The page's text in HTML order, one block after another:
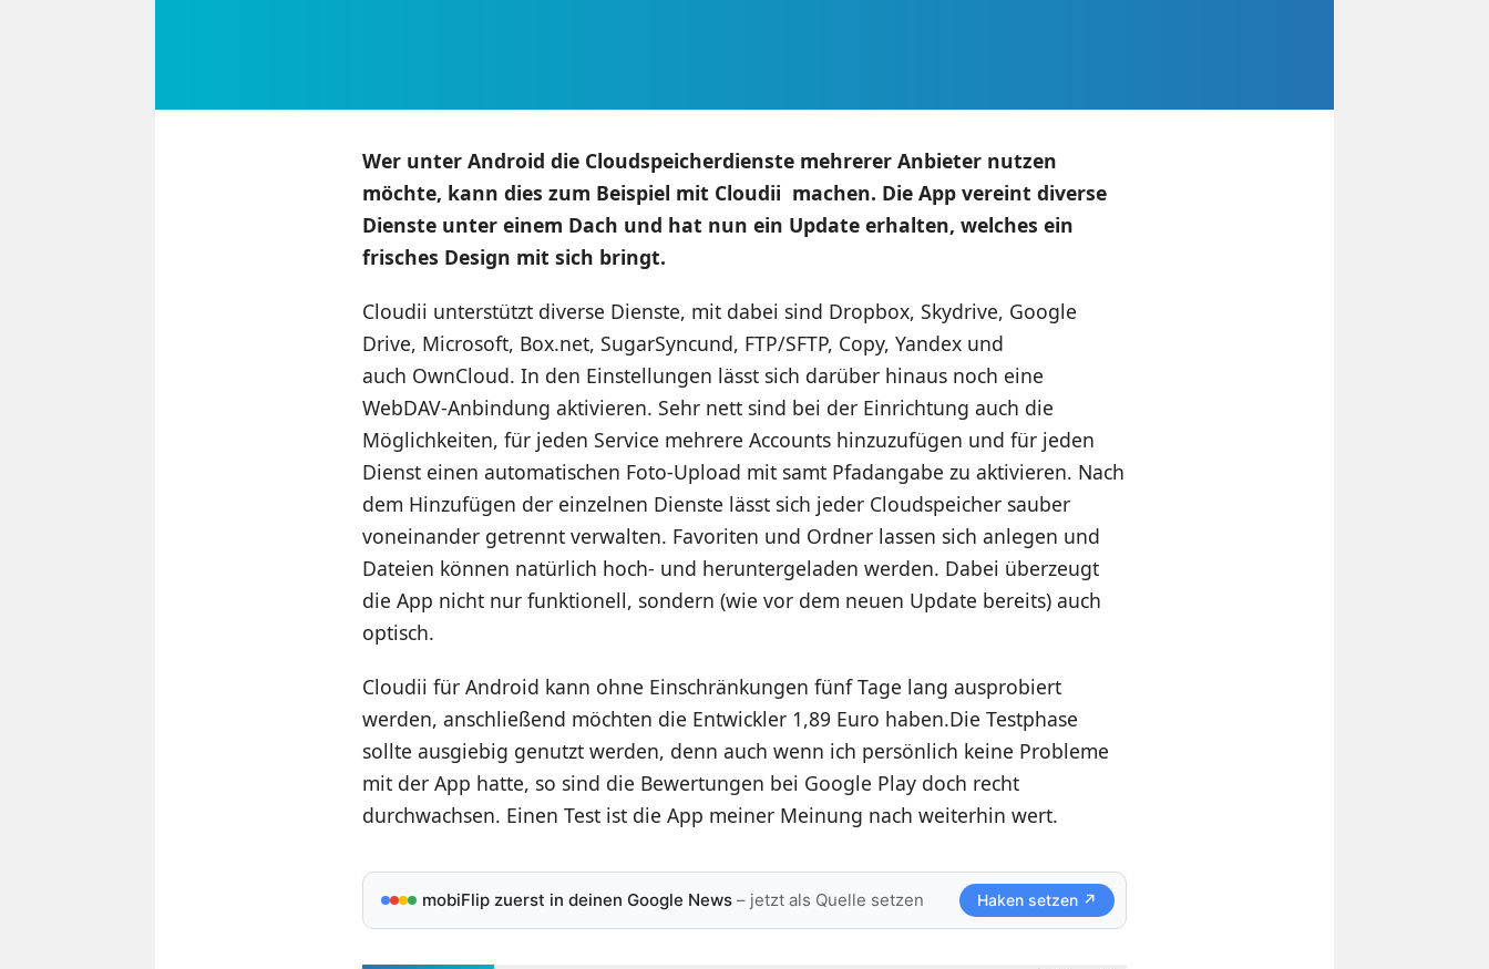
Wer unter Android die Cloudspeicherdienste mehrerer Anbieter nutzen
möchte, kann dies zum Beispiel mit Cloudii machen. Die App vereint diverse
Dienste unter einem Dach und hat nun ein Update erhalten, welches ein
frisches Design mit sich bringt.
Cloudii unterstützt diverse Dienste, mit dabei sind Dropbox, Skydrive, Google
Drive, Microsoft, Box.net, SugarSyncund, FTP/SFTP, Copy, Yandex und
auch OwnCloud. In den Einstellungen lässt sich darüber hinaus noch eine
WebDAV-Anbindung aktivieren. Sehr nett sind bei der Einrichtung auch die
Möglichkeiten, für jeden Service mehrere Accounts hinzuzufügen und für jeden
Dienst einen automatischen Foto-Upload mit samt Pfadangabe zu aktivieren. Nach
dem Hinzufügen der einzelnen Dienste lässt sich jeder Cloudspeicher sauber
voneinander getrennt verwalten. Favoriten und Ordner lassen sich anlegen und
Dateien können natürlich hoch- und heruntergeladen werden. Dabei überzeugt
die App nicht nur funktionell, sondern (wie vor dem neuen Update bereits) auch
optisch.
Cloudii für Android kann ohne Einschränkungen fünf Tage lang ausprobiert
werden, anschließend möchten die Entwickler 1,89 Euro haben.Die Testphase
sollte ausgiebig genutzt werden, denn auch wenn ich persönlich keine Probleme
mit der App hatte, so sind die Bewertungen bei Google Play doch recht
durchwachsen. Einen Test ist die App meiner Meinung nach weiterhin wert.
mobiFlip zuerst in deinen Google News– jetzt als Quelle setzen Haken setzen ↗